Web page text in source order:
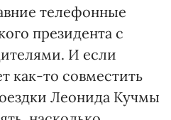
телефонные
президента с
И если
как-то совместить
Леонида Кучмы